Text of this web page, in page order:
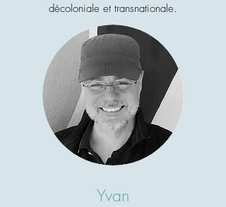
décoloniale et transnationale.
Yvan